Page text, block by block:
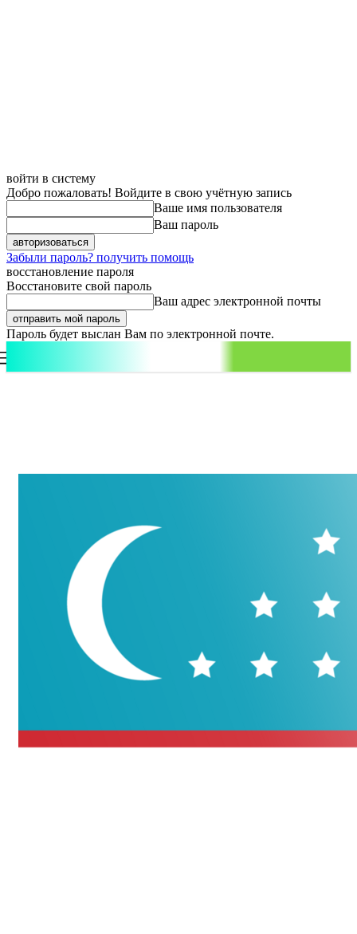
войти в систему
Добро пожаловать! Войдите в свою учётную запись
Ваше имя пользователя
Ваш пароль
Забыли пароль? получить помощь
восстановление пароля
Восстановите свой пароль
Ваш адрес электронной почты
Пароль будет выслан Вам по электронной почте.